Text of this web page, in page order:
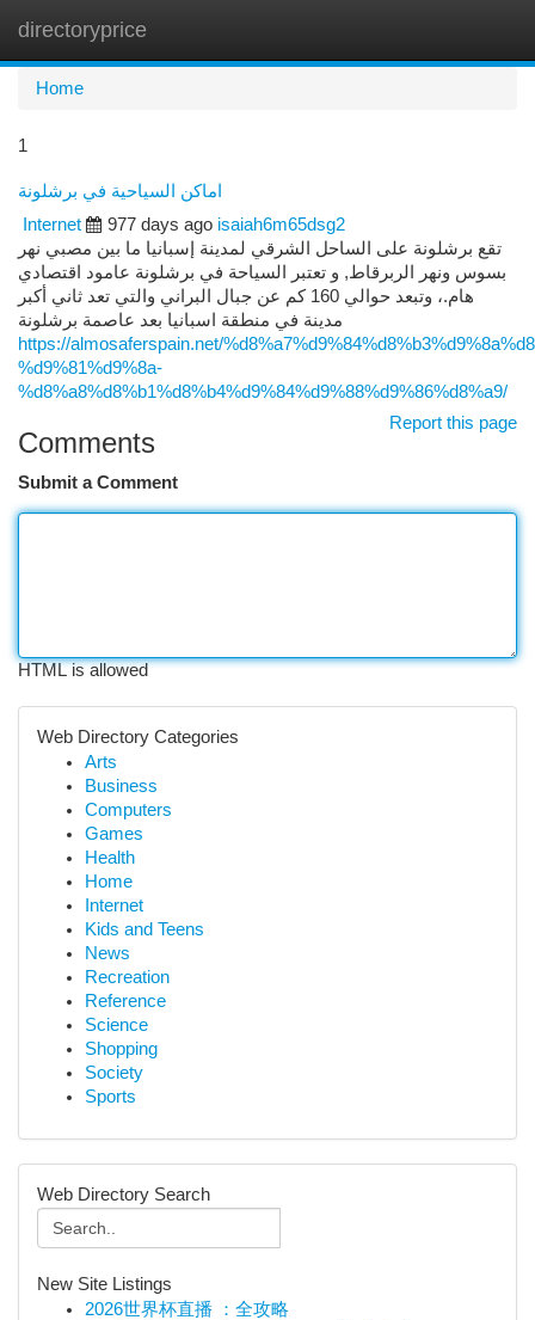
directoryprice
Home
1
اماكن السياحية في برشلونة
Internet
977 days ago isaiah6m65dsg2
تقع برشلونة على الساحل الشرقي لمدينة إسبانيا ما بين مصبي نهر
بسوس ونهر الربرقاط, و تعتبر السياحة في برشلونة عامود اقتصادي
هام.، وتبعد حوالي 160 كم عن جبال البراني والتي تعد ثاني أكبر
مدينة في منطقة اسبانيا بعد عاصمة برشلونة
https://almosaferspain.net/
%d9%81%d9%8a-
%d8%a8%d8%b1%d8%b4%d9%84%d9%88%d9%86%d8%a9/
Report this page
Comments
Submit a Comment
HTML is allowed
Web Directory Categories
Arts
Business
Computers
Games
Health
Home
Internet
Kids and Teens
News
Recreation
Reference
Science
Shopping
Society
Sports
Web Directory Search
New Site Listings
2026世界杯直播 ：全攻略